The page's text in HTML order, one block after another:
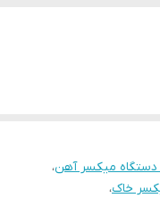
شرایط محیط کار مشتری
دستگاه میکسر آهن،
خاک،